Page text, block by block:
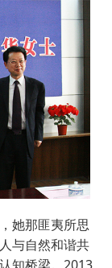
她那匪夷所思
与自然和谐共
知桥梁。2013